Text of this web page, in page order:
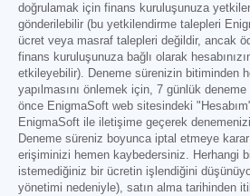
doğrulamak için finans kuruluşunuza
gönderilebilir (bu yetkilendirme talepleri
ücret veya masraf talepleri değildir, ancak
finans kuruluşunuza bağlı olarak
etkileyebilir). Deneme sürenizin bitiminden
yapılmasını önlemek için, 7 günlük
önce EnigmaSoft web sitesindeki
EnigmaSoft ile iletişime geçerek
Deneme süreniz boyunca iptal etmeye
erişiminizi hemen kaybedersiniz. Herhangi
istemediğiniz bir ücretin işlendiğini
yönetimi nedeniyle), satın alma tarihinden